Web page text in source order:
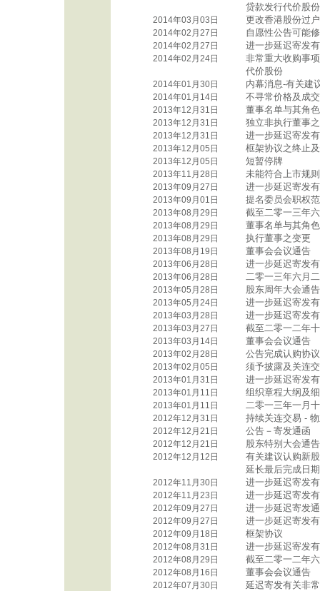
贷款发行代价股
2014年03月03日 更改香港股份过
2014年02月27日 自愿性公告可能
2014年02月27日 进一步延迟寄发
2014年02月24日
非常重大收购事
代价股份
2014年01月30日 内幕消息-有关建
2014年01月14日 不寻常价格及成
2013年12月31日 董事名单与其角
2013年12月31日 独立非执行董事
2013年12月31日 进一步延迟寄发
2013年12月05日 框架协议之终止
2013年12月05日 短暂停牌
2013年11月28日 未能符合上市规
2013年09月27日 进一步延迟寄发
2013年09月01日 提名委员会职权
2013年08月29日 截至二零一三年
2013年08月29日 董事名单与其角
2013年08月29日 执行董事之变更
2013年08月19日 董事会会议通告
2013年06月28日 进一步延迟寄发
2013年06月28日 二零一三年六月
2013年05月28日 股东周年大会通告
2013年05月24日 进一步延迟寄发
2013年03月28日 进一步延迟寄发
2013年03月27日 截至二零一二年
2013年03月14日 董事会会议通告
2013年02月28日 公告完成认购协议
2013年02月05日 须予披露及关连
2013年01月31日 进一步延迟寄发
2013年01月11日 组织章程大纲及
2013年01月11日 二零一三年一月
2012年12月31日 持续关连交易 -
2012年12月21日 公告－寄发通函
2012年12月21日 股东特别大会通告
2012年12月12日
有关建议认购新
延长最后完成日期
2012年11月30日 进一步延迟寄发
2012年11月23日 进一步延迟寄发
2012年09月27日 进一步延迟寄发
2012年09月27日 进一步延迟寄发
2012年09月18日 框架协议
2012年08月31日 进一步延迟寄发
2012年08月29日 截至二零一二年
2012年08月16日 董事会会议通告
2012年07月30日 延迟寄发有关非